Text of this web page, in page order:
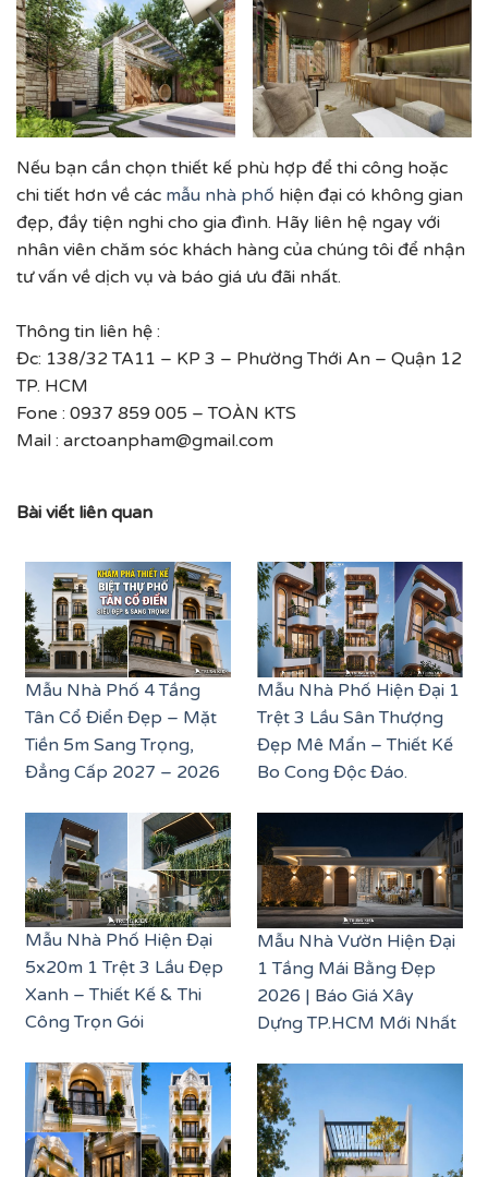
Nếu bạn cần chọn thiết kế phù hợp để thi công hoặc
chi tiết hơn về các mẫu nhà phố hiện đại có không gian
đẹp, đầy tiện nghi cho gia đình. Hãy liên hệ ngay với
nhân viên chăm sóc khách hàng của chúng tôi để nhận
tư vấn về dịch vụ và báo giá ưu đãi nhất.
Thông tin liên hệ :
Đc: 138/32 TA11 – KP 3 – Phường Thới An – Quận 12
TP. HCM
Fone : 0937 859 005 – TOÀN KTS
Mail : arctoanpham@gmail.com
Bài viết liên quan
Mẫu Nhà Phố 4 Tầng
Tân Cổ Điển Đẹp – Mặt
Tiền 5m Sang Trọng,
Đẳng Cấp 2027 – 2026
Mẫu Nhà Phố Hiện Đại
5x20m 1 Trệt 3 Lầu Đẹp
Xanh – Thiết Kế & Thi
Công Trọn Gói
Mẫu Nhà Phố Hiện Đại 1
Trệt 3 Lầu Sân Thượng
Đẹp Mê Mẩn – Thiết Kế
Bo Cong Độc Đáo.
Mẫu Nhà Vườn Hiện Đại
1 Tầng Mái Bằng Đẹp
2026 | Báo Giá Xây
Dựng TP.HCM Mới Nhất